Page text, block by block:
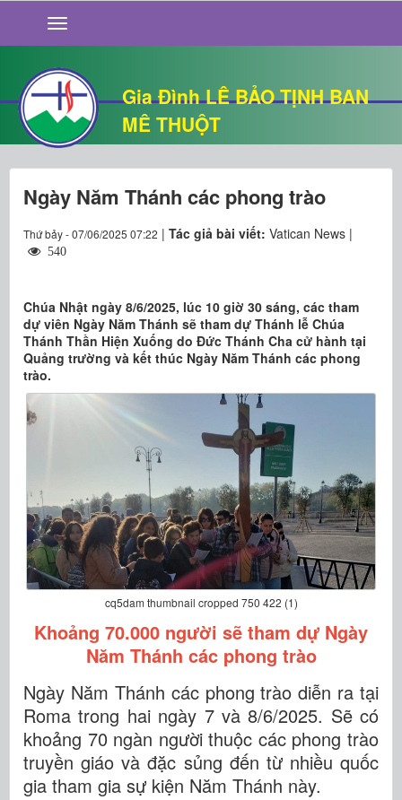
Gia Đình LÊ BẢO TỊNH BAN
MÊ THUỘT
GIỚI THIỆU
TIN TỨC
SỐNG ĐẠO
CHUYỆN NHÀ
QUÁN VĂN
THƯ GIÃN
Ngày Năm Thánh các phong trào
Thứ bảy - 07/06/2025 07:22 | Tác giả bài viết: Vatican News |
540
Chúa Nhật ngày 8/6/2025, lúc 10 giờ 30 sáng, các tham
dự viên Ngày Năm Thánh sẽ tham dự Thánh lễ Chúa
Thánh Thần Hiện Xuống do Đức Thánh Cha cử hành tại
Quảng trường và kết thúc Ngày Năm Thánh các phong
trào.
cq5dam thumbnail cropped 750 422 (1)
Khoảng 70.000 người sẽ tham dự Ngày
Năm Thánh các phong trào
Ngày Năm Thánh các phong trào diễn ra tại
Roma trong hai ngày 7 và 8/6/2025. Sẽ có
khoảng 70 ngàn người thuộc các phong trào
truyền giáo và đặc sủng đến từ nhiều quốc
gia tham gia sự kiện Năm Thánh này.